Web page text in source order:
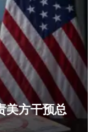
美方干预总